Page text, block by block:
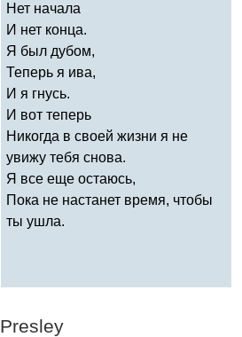
Нет начала
И нет конца.
Я был дубом,
Теперь я ива,
И я гнусь.
И вот теперь
Никогда в своей жизни я не
увижу тебя снова.
Я все еще остаюсь,
Пока не настанет время, чтобы
ты ушла.
Presley